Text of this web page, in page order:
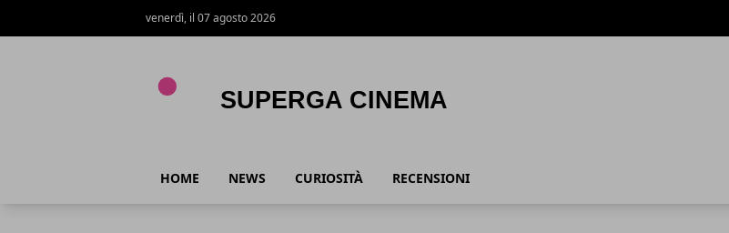
venerdì, il 07 agosto 2026
HOME NEWS CURIOSITÀ RECENSIONI